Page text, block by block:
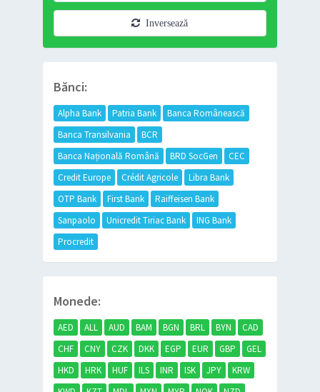
Inversează
Bănci:
Alpha Bank Patria Bank
Banca Românească
Banca Transilvania
BCR
Banca Națională Română
BRD SocGen
CEC
Credit Europe
Crédit Agricole
Libra Bank
OTP Bank
First Bank
Raiffeisen Bank
Sanpaolo
Unicredit Tiriac Bank
ING Bank
Procredit
Monede:
AED ALL AUD BAM BGN BRL BYN
CAD
CHF
CNY CZK DKK EGP EUR GBP
GEL
HKD
HRK HUF ILS INR ISK JPY
KRW